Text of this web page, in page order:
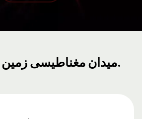
میدان مغناطیسی زمین را حس کنید.